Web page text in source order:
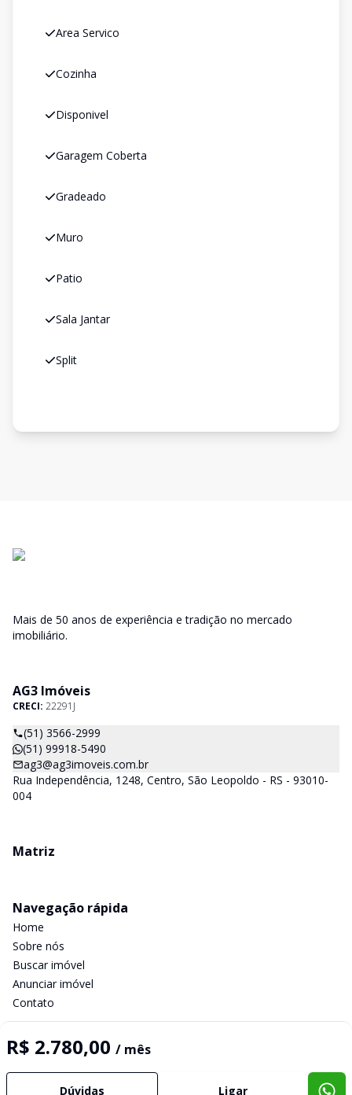
Area Servico
Cozinha
Disponivel
Garagem Coberta
Gradeado
Muro
Patio
Sala Jantar
Split
R$ 2.780,00 / mês
Dúvidas Ligar
Mais de 50 anos de experiência e tradição no mercado
imobiliário.
AG3 Imóveis
CRECI: 22291J
(51) 3566-2999
(51) 99918-5490
ag3@ag3imoveis.com.br
Rua Independência, 1248, Centro, São Leopoldo - RS - 93010-
004
Matriz
Navegação rápida
Home
Sobre nós
Buscar imóvel
Anunciar imóvel
Contato
Selo de Tecnologia Loft